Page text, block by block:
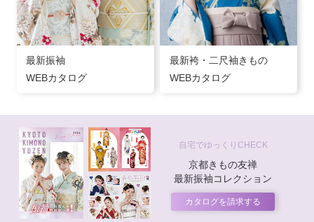
最新振袖
WEBカタログ
最新袴・二尺袖きもの
WEBカタログ
自宅でゆっくりCHECK
京都きもの友禅
最新振袖コレクション
カタログを請求する